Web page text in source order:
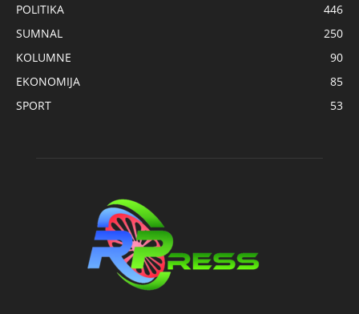
POLITIKA
446
SUMNAL
250
KOLUMNE
90
EKONOMIJA
85
SPORT
53